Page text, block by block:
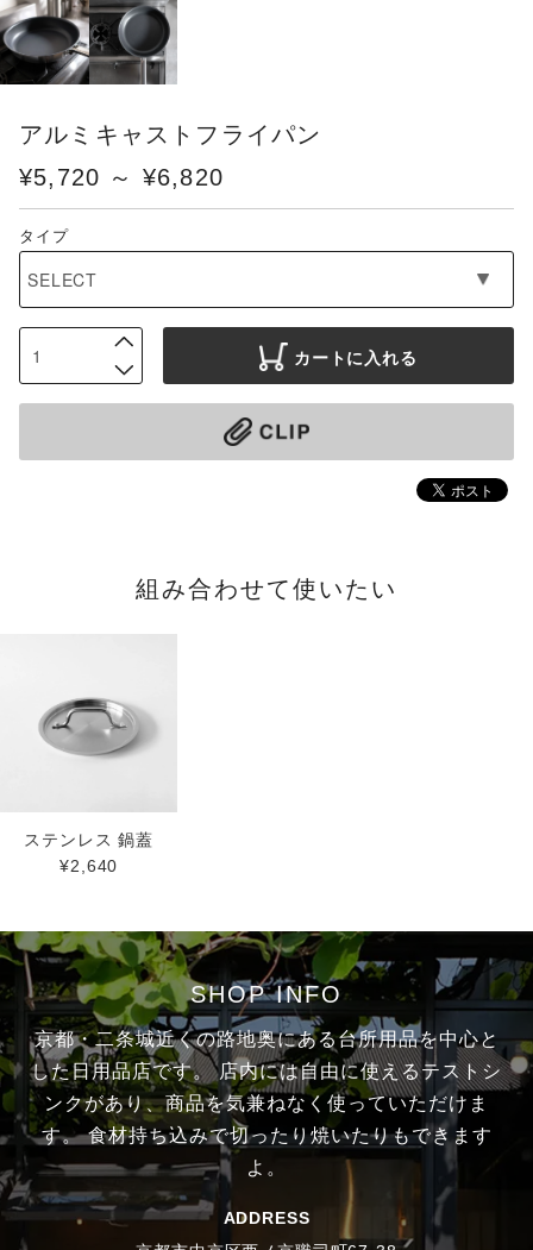
アルミキャストフライパン
¥5,720 ～ ¥6,820
タイプ
カートに入れる
組み合わせて使いたい
ステンレス 鍋蓋
¥2,640
SHOP INFO
京都・二条城近くの路地奥にある台所用品を中心と
した日用品店です。店内には自由に使えるテストシ
ンクがあり、商品を気兼ねなく使っていただけま
す。食材持ち込みで切ったり焼いたりもできます
よ。
ADDRESS